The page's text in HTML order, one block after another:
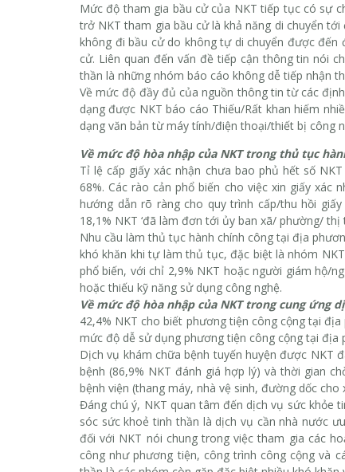
Mức độ tham gia bầu cử của NKT tiếp tục có sự
trở NKT tham gia bầu cử là khả năng di chuyển
không đi bầu cử do không tự di chuyển được
cử. Liên quan đến vấn đề tiếp cận thông tin nói
thần là những nhóm báo cáo không dễ tiếp nhận
Về mức độ đầy đủ của nguồn thông tin từ các
dạng được NKT báo cáo Thiếu/Rất khan hiếm
dạng văn bản từ máy tính/điện thoại/thiết bị công
Về mức độ hòa nhập của NKT trong thủ tục
Tỉ lệ cấp giấy xác nhận chưa bao phủ hết số
68%. Các rào cản phổ biến cho việc xin giấy
hướng dẫn rõ ràng cho quy trình cấp/thu hồi
18,1% NKT ‘đã làm đơn tới ủy ban xã/ phường/ thị
Nhu cầu làm thủ tục hành chính công tại địa
khó khăn khi tự làm thủ tục, đặc biệt là nhóm
phổ biến, với chỉ 2,9% NKT hoặc người giám hộ/
hoặc thiếu kỹ năng sử dụng công nghệ.
Về mức độ hòa nhập của NKT trong cung ứng
42,4% NKT cho biết phương tiện công cộng tại
mức độ dễ sử dụng phương tiện công cộng tại
Dịch vụ khám chữa bệnh tuyến huyện được NKT
bệnh (86,9% NKT đánh giá hợp lý) và thời gian
bệnh viện (thang máy, nhà vệ sinh, đường dốc cho
Đáng chú ý, NKT quan tâm đến dịch vụ sức khỏe
sóc sức khoẻ tinh thần là dịch vụ cần nhà nước
đối với NKT nói chung trong việc tham gia các
công như phương tiện, công trình công cộng và